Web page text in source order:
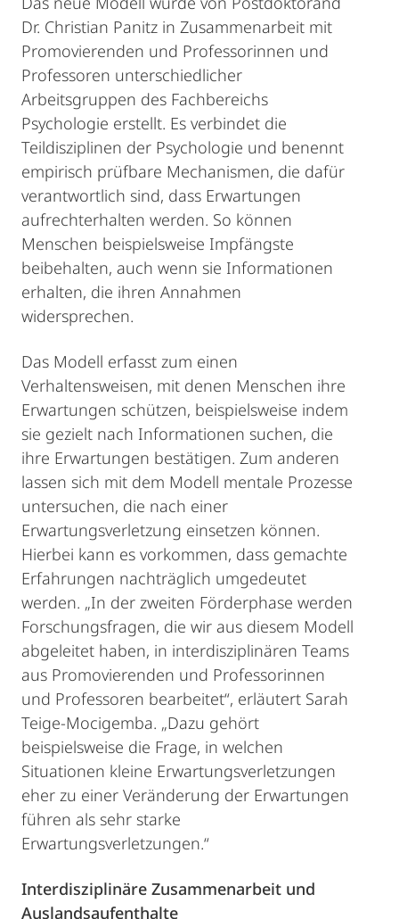
Dr. Christian Panitz in Zusammenarbeit mit
Promovierenden und Professorinnen und
Professoren unterschiedlicher
Arbeitsgruppen des Fachbereichs
Psychologie erstellt. Es verbindet die
Teildisziplinen der Psychologie und benennt
empirisch prüfbare Mechanismen, die dafür
verantwortlich sind, dass Erwartungen
aufrechterhalten werden. So können
Menschen beispielsweise Impfängste
beibehalten, auch wenn sie Informationen
erhalten, die ihren Annahmen
widersprechen.
Das Modell erfasst zum einen
Verhaltensweisen, mit denen Menschen ihre
Erwartungen schützen, beispielsweise indem
sie gezielt nach Informationen suchen, die
ihre Erwartungen bestätigen. Zum anderen
lassen sich mit dem Modell mentale Prozesse
untersuchen, die nach einer
Erwartungsverletzung einsetzen können.
Hierbei kann es vorkommen, dass gemachte
Erfahrungen nachträglich umgedeutet
werden. „In der zweiten Förderphase werden
Forschungsfragen, die wir aus diesem Modell
abgeleitet haben, in interdisziplinären Teams
aus Promovierenden und Professorinnen
und Professoren bearbeitet“, erläutert Sarah
Teige-Mocigemba. „Dazu gehört
beispielsweise die Frage, in welchen
Situationen kleine Erwartungsverletzungen
eher zu einer Veränderung der Erwartungen
führen als sehr starke
Erwartungsverletzungen.“
Interdisziplinäre Zusammenarbeit und
Auslandsaufenthalte